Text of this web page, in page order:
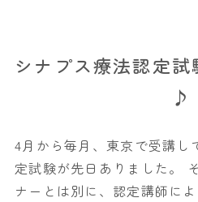
シナプス療法認定
♪
4月から毎月、東京で受講し
定試験が先日ありました。
ナーとは別に、認定講師に